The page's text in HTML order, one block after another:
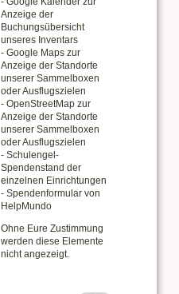
Anzeige der
Buchungsübersicht
unseres Inventars
- Google Maps zur
Anzeige der Standorte
unserer Sammelboxen
oder Ausflugszielen
- OpenStreetMap zur
Anzeige der Standorte
unserer Sammelboxen
oder Ausflugszielen
- Schulengel-
Spendenstand der
einzelnen Einrichtungen
- Spendenformular von
HelpMundo
Ohne Eure Zustimmung
werden diese Elemente
nicht angezeigt.